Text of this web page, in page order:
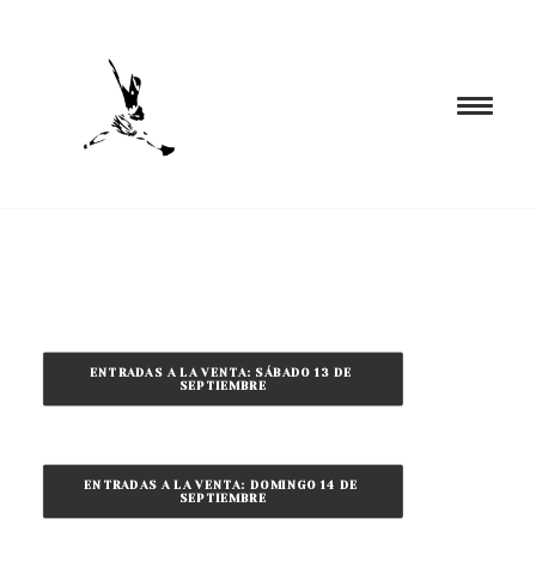
CIA. NÓMADA
EL ESPACIO
ENTRADAS A LA VENTA: SÁBADO 13 DE
SEPTIEMBRE
ENTRADAS A LA VENTA: DOMINGO 14 DE
SEPTIEMBRE